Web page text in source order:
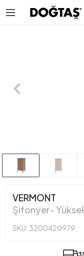
VERMONT
Şifonyer-
SKU: 3200420979